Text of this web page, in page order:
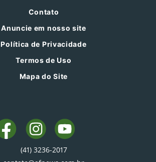
Contato
Anuncie em nosso site
Política de Privacidade
Termos de Uso
Mapa do Site
(41) 3236-2017